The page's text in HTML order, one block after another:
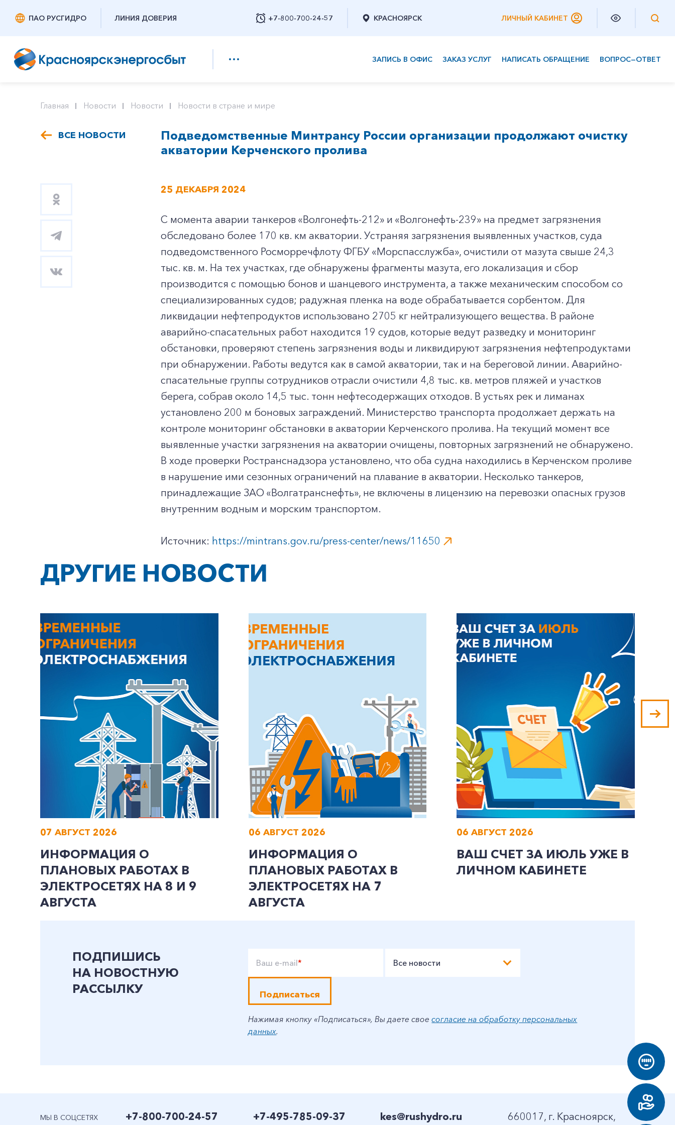
ПАО РУСГИДРО ЛИНИЯ ДОВЕРИЯ +7-800-700-24-57
Заказать обратный звонок
КРАСНОЯРСК ЛИЧНЫЙ КАБИНЕТ
ЗАПИСЬ В ОФИС ЗАКАЗ УСЛУГ НАПИСАТЬ ОБРАЩЕНИЕ ВОПРОС—ОТВЕТ
+7-800-700-24-57
Заказать обратный звонок
Частным клиентам
Главная Новости Новости Новости в стране и мире
ВСЕ НОВОСТИ
Подведомственные Минтрансу России организации продолжают очистку
акватории Керченского пролива
25 ДЕКАБРЯ 2024
С момента аварии танкеров «Волгонефть-212» и «Волгонефть-239» на предмет загрязнения
обследовано более 170 кв. км акватории. Устраняя загрязнения выявленных участков, суда
подведомственного Росморречфлоту ФГБУ «Морспасслужба», очистили от мазута свыше 24,3
тыс. кв. м. На тех участках, где обнаружены фрагменты мазута, его локализация и сбор
производится с помощью бонов и шанцевого инструмента, а также механическим способом со
специализированных судов; радужная пленка на воде обрабатывается сорбентом. Для
ликвидации нефтепродуктов использовано 2705 кг нейтрализующего вещества. В районе
аварийно-спасательных работ находится 19 судов, которые ведут разведку и мониторинг
обстановки, проверяют степень загрязнения воды и ликвидируют загрязнения нефтепродуктами
при обнаружении. Работы ведутся как в самой акватории, так и на береговой линии. Аварийно-
спасательные группы сотрудников отрасли очистили 4,8 тыс. кв. метров пляжей и участков
берега, собрав около 14,5 тыс. тонн нефтесодержащих отходов. В устьях рек и лиманах
установлено 200 м боновых заграждений. Министерство транспорта продолжает держать на
контроле мониторинг обстановки в акватории Керченского пролива. На текущий момент все
выявленные участки загрязнения на акватории очищены, повторных загрязнений не обнаружено.
В ходе проверки Ространснадзора установлено, что оба судна находились в Керченском проливе
в нарушение ими сезонных ограничений на плавание в акватории. Несколько танкеров,
принадлежащие ЗАО «Волгатранснефть», не включены в лицензию на перевозки опасных грузов
внутренним водным и морским транспортом.
Источник: https://mintrans.gov.ru/press-center/news/11650
ДРУГИЕ НОВОСТИ
07 АВГУСТ 2026
ИНФОРМАЦИЯ О
ПЛАНОВЫХ РАБОТАХ В
ЭЛЕКТРОСЕТЯХ НА 8 И 9
АВГУСТА
06 АВГУСТ 2026
ИНФОРМАЦИЯ О
ПЛАНОВЫХ РАБОТАХ В
ЭЛЕКТРОСЕТЯХ НА 7
АВГУСТА
06 АВГУСТ 2026
ВАШ СЧЕТ ЗА ИЮЛЬ УЖЕ В
ЛИЧНОМ КАБИНЕТЕ
ПОДПИШИСЬ
НА НОВОСТНУЮ
РАССЫЛКУ
Ваш e-mail* Все новости
Подписаться
Нажимая кнопку «Подписаться», Вы даете своесогласие на обработку персональных
данных.
МЫ В СОЦСЕТЯХ +7-800-700-24-57 +7-495-785-09-37 kes@rushydro.ru
660017, г. Красноярск,